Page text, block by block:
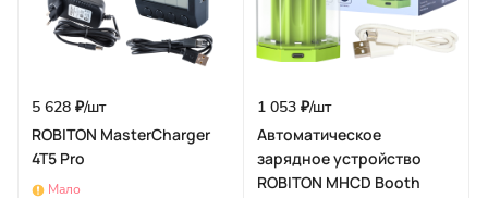
5 628 ₽/шт
ROBITON MasterCharger
4T5 Pro
Мало
1 053 ₽/шт
Автоматическое
зарядное устройство
ROBITON MHCD Booth